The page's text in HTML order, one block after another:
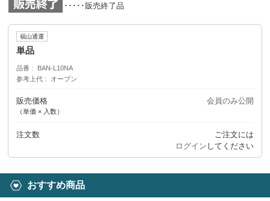
･････販売終了品
福山通運
単品
品番
BAN-L10NA
参考上代
オープン
販売価格
（単価 × 入数）
会員のみ公開
注文数
ご注文には
ログイン してください
おすすめ商品